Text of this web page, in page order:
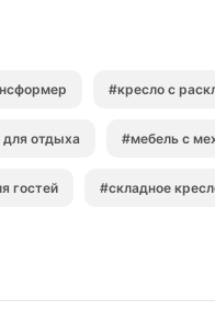
#кресло с
отдыха #мебель с
гостей #складное